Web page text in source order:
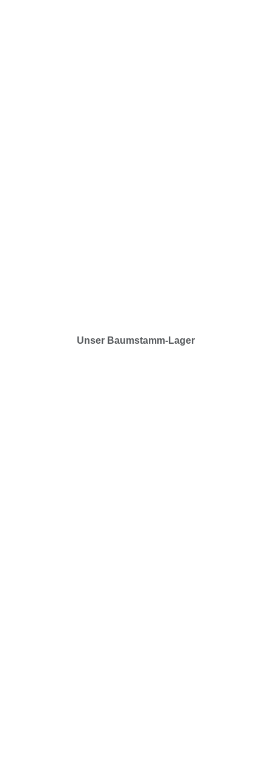
Unser Baumstamm-Lager